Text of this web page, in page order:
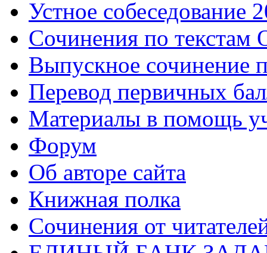
Устное собеседование
Сочинения по текстам
Выпускное сочинение
Перевод первичных
Материалы в помощь
Форум
Об авторе сайта
Книжная полка
Cочинения от